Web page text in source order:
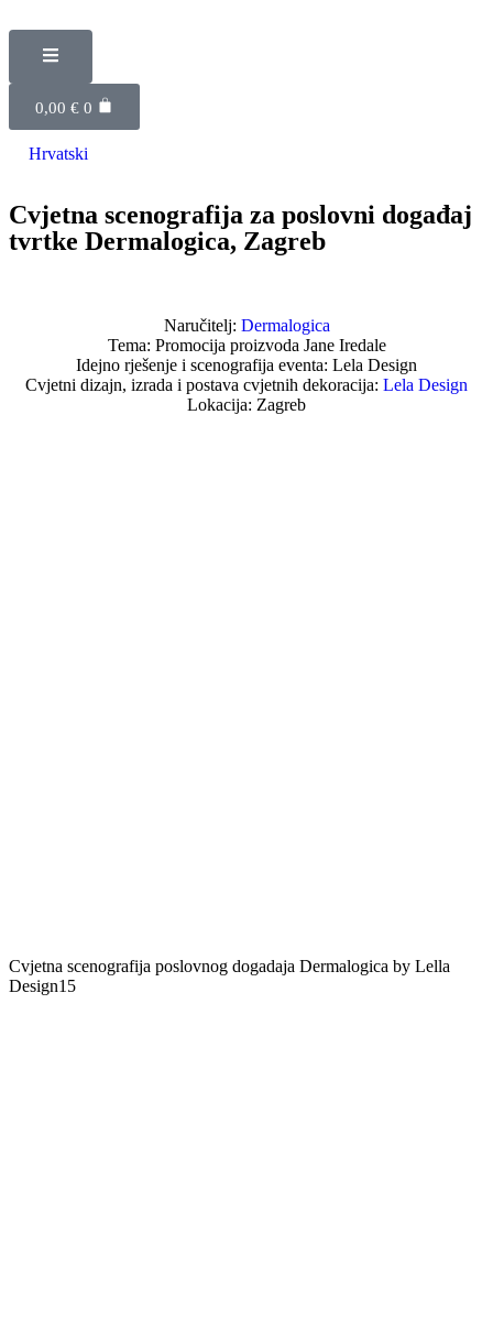
0,00 € 0
Hrvatski
Cvjetna scenografija za poslovni događaj
tvrtke Dermalogica, Zagreb
Naručitelj: Dermalogica
Tema: Promocija proizvoda Jane Iredale
Idejno rješenje i scenografija eventa: Lela Design
Cvjetni dizajn, izrada i postava cvjetnih dekoracija: Lela Design
Lokacija: Zagreb
Cvjetna scenografija poslovnog dogadaja Dermalogica by Lella
Design15